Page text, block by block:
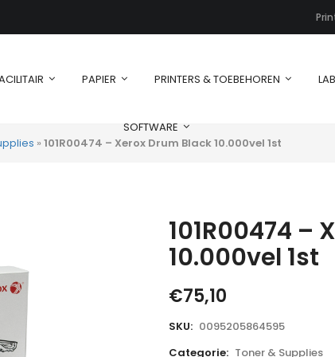
PAPIER PRINTERS & TOEBEHOREN
SOFTWARE
» 101R00474 – Xerox Drum Black 10.000vel 1st
101R00474 –
10.000vel 1st
€75,10
SKU: 0095205864595
Categorie: Toner & Supplies